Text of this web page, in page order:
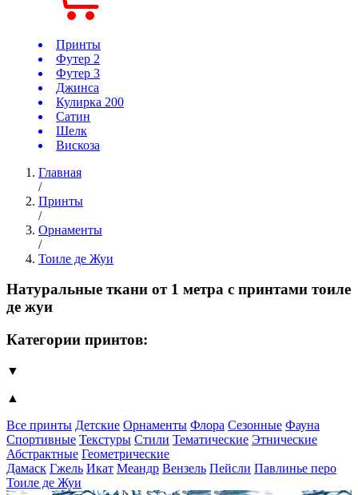
Принты
Футер 2
Футер 3
Джинса
Кулирка 200
Сатин
Шелк
Вискоза
Главная
/
Принты
/
Орнаменты
/
Тоиле де Жуи
Натуральные ткани от 1 метра с принтами тоиле
де жуи
Категории принтов:
▼
▲
Все принты Детские Орнаменты Флора Сезонные Фауна
Спортивные Текстуры Стили Тематические Этнические
Абстрактные Геометрические
Дамаск Гжель Икат Меандр Вензель Пейсли Павлинье перо
Тоиле де Жуи